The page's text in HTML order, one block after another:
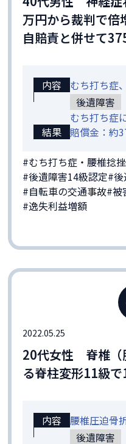
万円から裁判で倍
自賠責と併せて
内容
むち打ち症
後遺障害
むち打ち症
結果
賠償金：約
#むち打ち症・腰椎捻挫
#後遺障害14級認定#
#自転車の交通事故#被
#逸失利益増額
2022.05.25
20代女性 脊椎（
る脊柱変形11級
内容
腰椎圧迫骨
後遺障害